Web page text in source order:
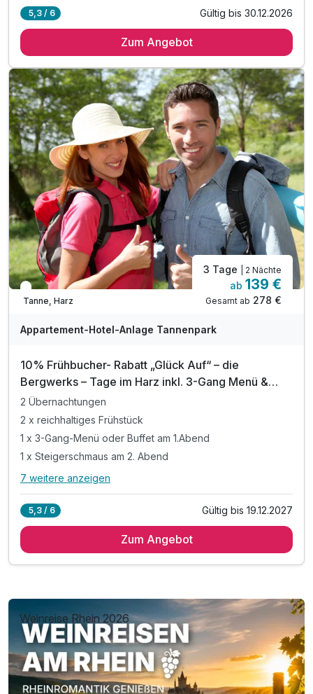
2 x reichhaltiges Frühstück vom Buffet
1 x Stadtplan für alle Highlights der Stadt
inkl. Billard spielen in der penta Lounge
inkl. Nutzung des Pool- und Saunabereichs
inkl. Nutzung des WLAN
5,3 / 6 Gültig bis 30.12.2026
Zum Angebot
WAR
202
In 3 Wochen wieder frei
Tanne, Harz
3 Tage | 2 Nächte
ab 139 €
Gesamt ab 278 €
Appartement-Hotel-Anlage Tannenpark
10% Frühbucher- Rabatt „Glück Auf“ – die
Bergwerks – Tage im Harz inkl. 3-Gang Menü &
Steigerschmaus
2 Übernachtungen
2 x reichhaltiges Frühstück
1 x 3-Gang-Menü oder Buffet am 1.Abend
1 x Steigerschmaus am 2. Abend
Alle Inklusivleistungen
2 x reichhaltiges Frühstück
1 x Harzer Bier & 1 Fl. Schierker Feuerstein 2cl
inkl. Aktivstunden in unserem Schwimmbad
inkl. Entspannung in unserer Sauna
inkl. Leihbademantel + Saunatuch f. d. Aufenthalt
inkl. Parkplatz
7 weitere anzeigen
5,3 / 6 Gültig bis 19.12.2027
Zum Angebot
Weinreise Rhein 2026